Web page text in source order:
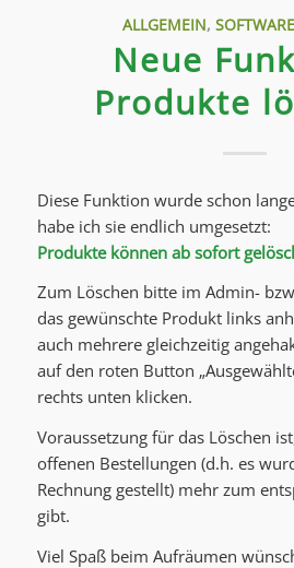
ALLGEMEIN,
Neue
Produkte
Diese Funktion wurde schon
habe ich sie endlich umgesetzt:
Produkte können ab sofort
Zum Löschen bitte im Admin-
das gewünschte Produkt links
auch mehrere gleichzeitig
auf den roten Button
rechts unten klicken.
Voraussetzung für das Löschen
offenen Bestellungen (d.h. es
Rechnung gestellt) mehr zum
gibt.
Viel Spaß beim Aufräumen